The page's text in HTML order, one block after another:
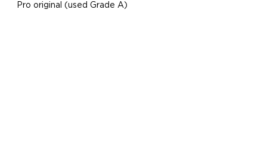
Pro original (used Grade A)